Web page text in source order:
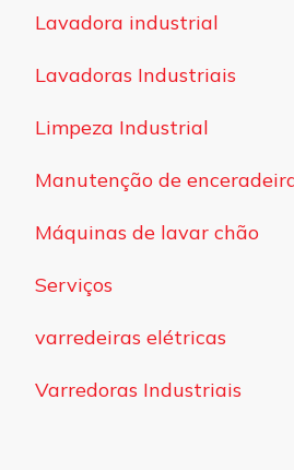
Lavadora industrial
Lavadoras Industriais
Limpeza Industrial
Manutenção de
Máquinas de lavar chão
Serviços
varredeiras elétricas
Varredoras Industriais